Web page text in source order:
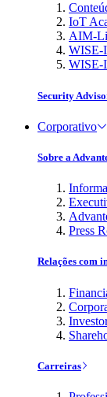
IoT
AIM-
WISE-
WISE-
Security
Corporativo
Sobre a
Press
Relações com
Carreiras